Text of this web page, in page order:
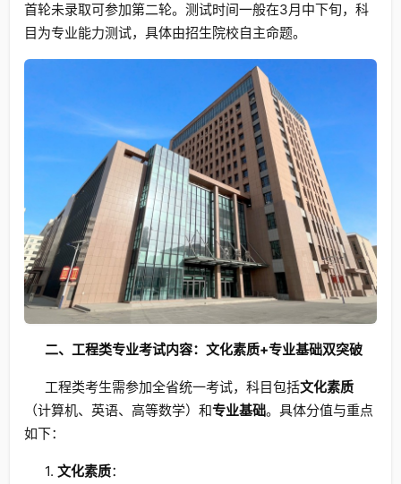
首轮未录取可参加第二轮。测试时间一般在3月中下旬，科
目为专业能力测试，具体由招生院校自主命题。
二、工程类专业考试内容：文化素质+专业基础双突破
工程类考生需参加全省统一考试，科目包括文化素质
（计算机、英语、高等数学）和专业基础。具体分值与重点
如下：
1. 文化素质：